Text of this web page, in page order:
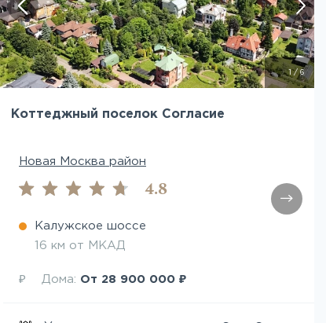
1 /6
Коттеджный поселок Согласие
Новая Москва район
4.8
Калужское шоссе
16 км от МКАД
₽ Дома: От 28 900 000 ₽
Посмотреть все фото